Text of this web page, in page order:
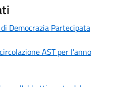
Democrazia Partecipata
AST per l'anno